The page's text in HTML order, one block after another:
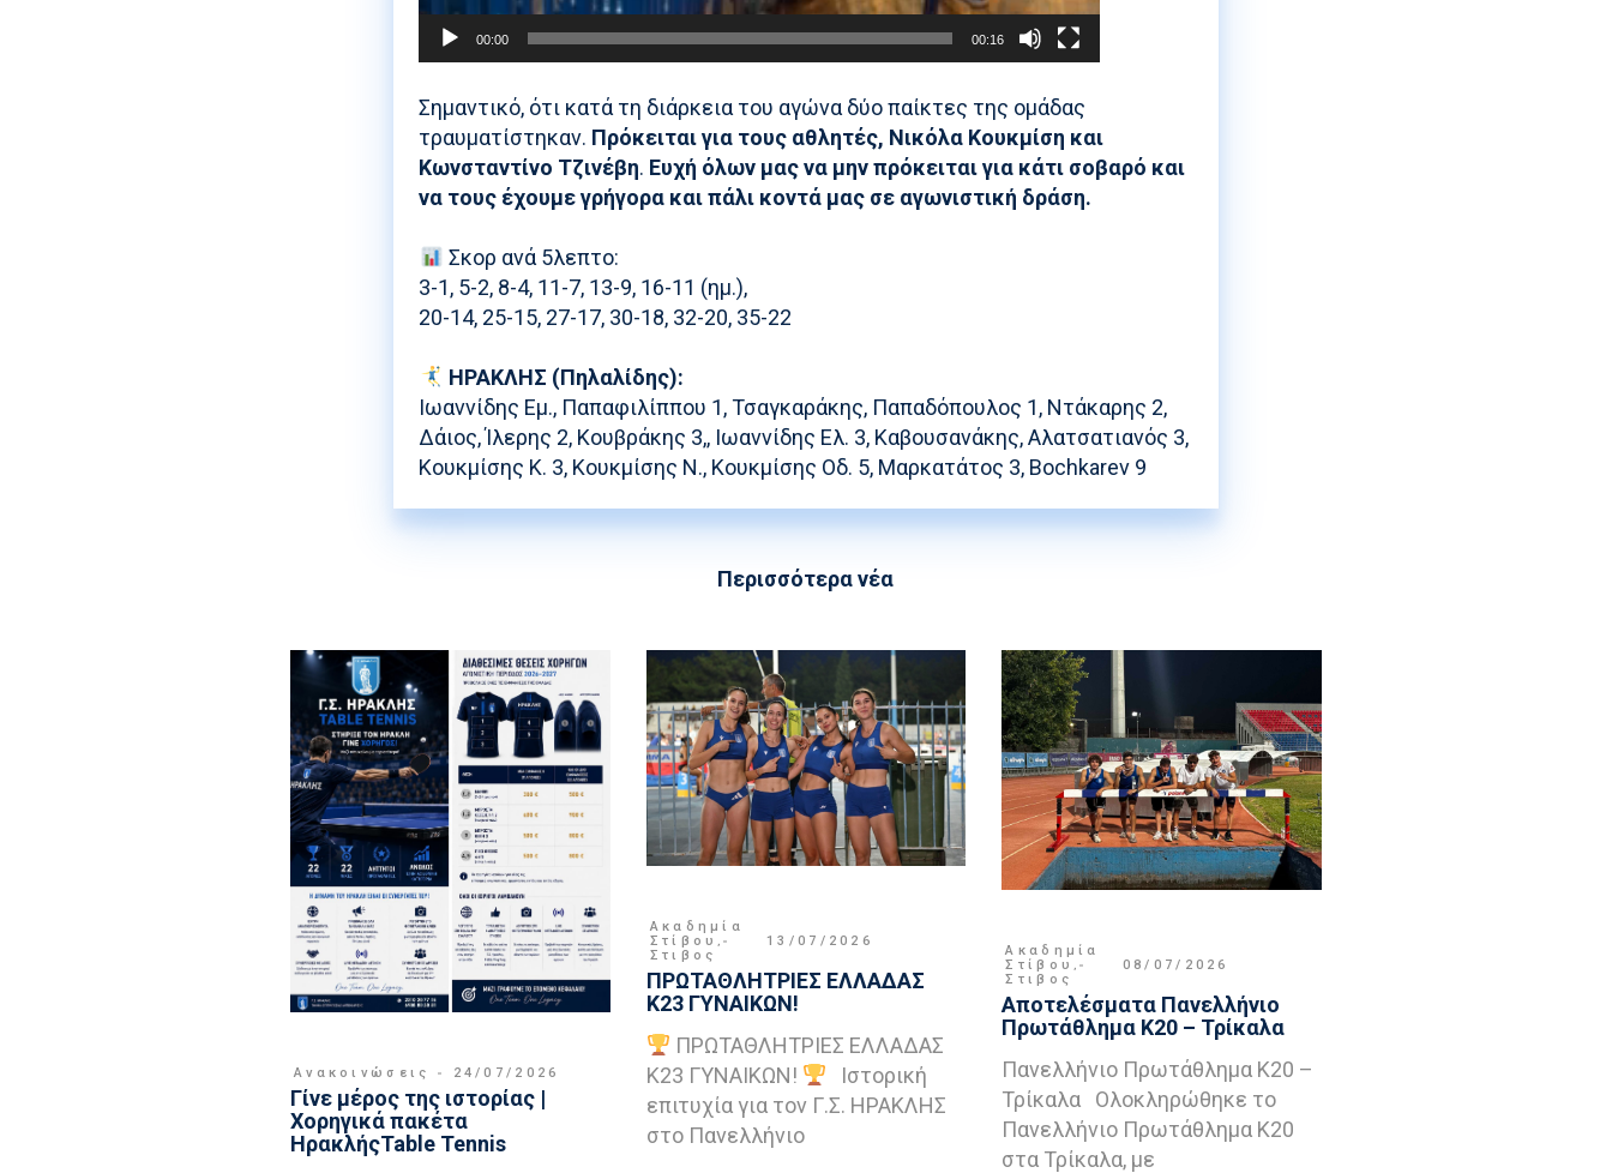
00:00 00:16
Σημαντικό, ότι κατά τη διάρκεια του αγώνα δύο παίκτες της ομάδας
τραυματίστηκαν. Πρόκειται για τους αθλητές, Νικόλα Κουκμίση και
Κωνσταντίνο Τζινέβη. Ευχή όλων μας να μην πρόκειται για κάτι σοβαρό και
να τους έχουμε γρήγορα και πάλι κοντά μας σε αγωνιστική δράση.
Σκορ ανά 5λεπτο:
3-1, 5-2, 8-4, 11-7, 13-9, 16-11 (ημ.),
20-14, 25-15, 27-17, 30-18, 32-20, 35-22
ΗΡΑΚΛΗΣ (Πηλαλίδης):
Ιωαννίδης Εμ., Παπαφιλίππου 1, Τσαγκαράκης, Παπαδόπουλος 1, Ντάκαρης 2,
Δάιος, Ίλερης 2, Κουβράκης 3,, Ιωαννίδης Ελ. 3, Καβουσανάκης, Αλατσατιανός 3,
Κουκμίσης Κ. 3, Κουκμίσης Ν., Κουκμίσης Οδ. 5, Μαρκατάτος 3, Bochkarev 9
Περισσότερα νέα
Ανακοινώσεις 24/07/2026
Γίνε μέρος της ιστορίας |
Χορηγικά πακέτα
ΗρακλήςTable Tennis
Ακαδημία
Στίβου ,
Στιβος
13/07/2026
ΠΡΩΤΑΘΛΗΤΡΙΕΣ ΕΛΛΑΔΑΣ
Κ23 ΓΥΝΑΙΚΩΝ!
ΠΡΩΤΑΘΛΗΤΡΙΕΣ ΕΛΛΑΔΑΣ
Κ23 ΓΥΝΑΙΚΩΝ!
Ιστορική
επιτυχία για τον Γ.Σ. ΗΡΑΚΛΗΣ
στο Πανελλήνιο
Ακαδημία
Στίβου ,
Στιβος
08/07/2026
Αποτελέσματα Πανελλήνιο
Πρωτάθλημα Κ20 – Τρίκαλα
Πανελλήνιο Πρωτάθλημα Κ20 –
Τρίκαλα Ολοκληρώθηκε το
Πανελλήνιο Πρωτάθλημα Κ20
στα Τρίκαλα, με